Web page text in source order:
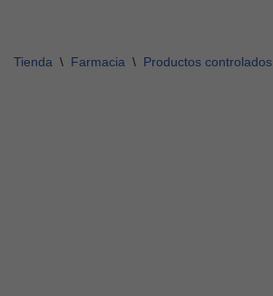
Tienda \ Farmacia \ Productos controlados